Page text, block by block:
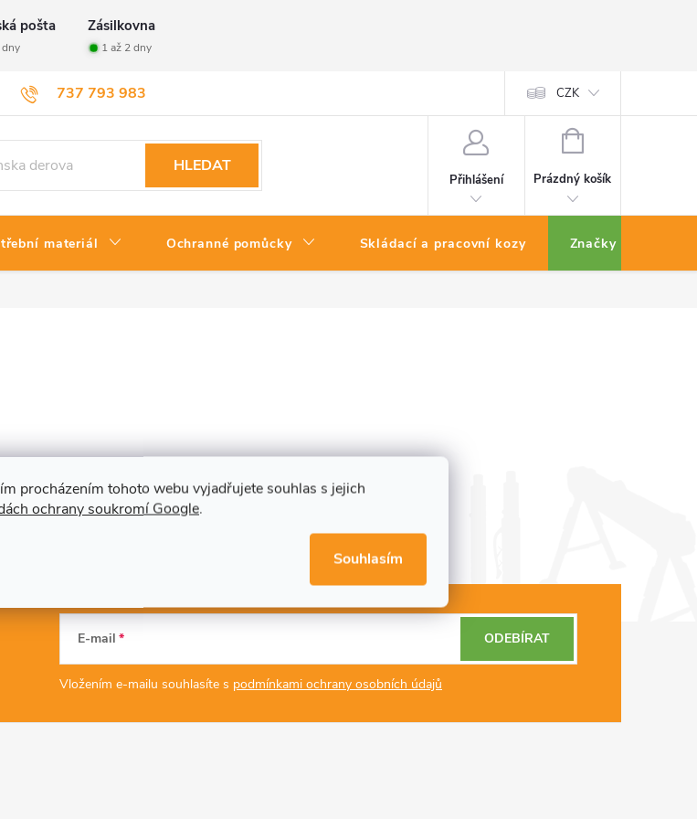
procházením tohoto webu vyjadřujete souhlas s jejich
ochrany soukromí Google.
Souhlasím
pošta Zásilkovna
dny 1 až 2 dny
737 793 983
Vrácení zboží CZK
HLEDAT
Přihlášení
NÁKUPNÍ
Prázdný košík
materiál Ochranné pomůcky Skládací a pracovní kozy Značky
E-mail
Vložením e-mailu souhlasíte s podmínkami ochrany osobních údajů
ODEBÍRAT